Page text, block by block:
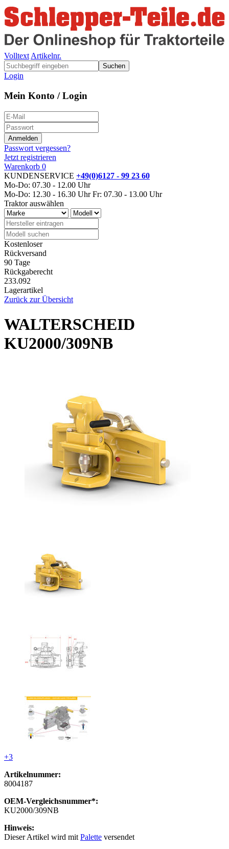
Volltext Artikelnr.
Suchen
Login
Mein Konto / Login
Passwort vergessen?
Jetzt registrieren
Warenkorb 0
KUNDENSERVICE +49(0)6127 - 99 23 60
Mo-Do: 07.30 - 12.00 Uhr
Mo-Do: 12.30 - 16.30 Uhr Fr: 07.30 - 13.00 Uhr
Traktor auswählen
Kostenloser
Rückversand
90 Tage
Rückgaberecht
233.092
Lagerartikel
Zurück zur Übersicht
WALTERSCHEID
KU2000/309NB
+3
Artikelnummer:
8004187
OEM-Vergleichsnummer*:
KU2000/309NB
Hinweis:
Dieser Artikel wird mit Palette versendet